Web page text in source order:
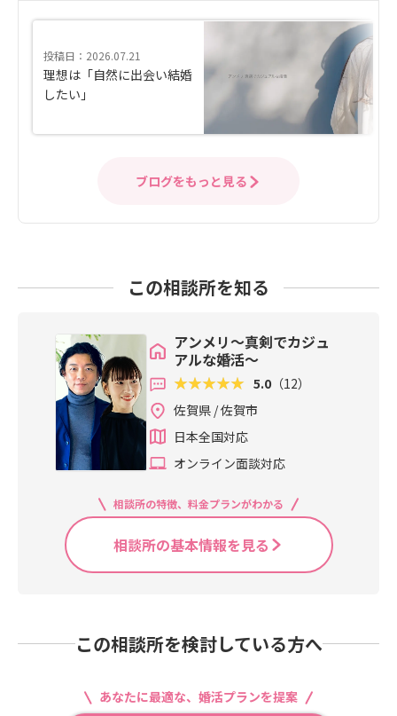
投稿日：2026.07.21
理想は「自然に出会い結婚
したい」
ブログをもっと見る
この相談所を知る
アンメリ～真剣でカジュ
アルな婚活～
5.0 （12）
佐賀県 / 佐賀市
日本全国対応
オンライン面談対応
相談所の特徴、料金プランがわかる
相談所の基本情報を見る
この相談所を検討している方へ
あなたに最適な、婚活プランを提案